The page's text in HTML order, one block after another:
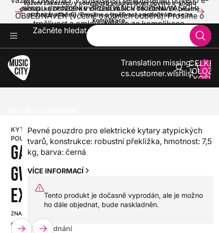
Vážení zákazníci, v souvislosti se spuštěním nového e-shopu
dochází ke ZPOŽDĚNÍ VYŘÍZENÍ VAŠICH OBJEDNÁVEK (včetně
osobních odběrů). Prosíme o trpělivost a omlouváme se za
komplikace.
shopu dochází ke ZPOŽDĚNÍ VYŘÍZENÍ VAŠICH
OBJEDNÁVEK (včetně osobních odběrů). Prosíme o
trpělivost a omlouváme se za komplikace.
Začněte hledat
Translation missing:
cs.customer.wishlist
V
0
KYTAROVÉ
POUZDRO
GATOR
GW-
EXTREME
ZNAČKA:
GATOR
HX0000000092490
Pevné pouzdro pro elektrické kytary atypických
tvarů, konstrukce: robustní překližka, hmotnost: 7,5
kg, barva: černá
VÍCE INFORMACÍ
Tento produkt je dočasně vyprodán, ale je možno
ho dále objednat, bude naskladněn.
Na objednání